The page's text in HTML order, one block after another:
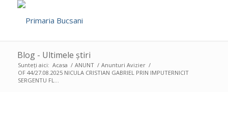
Blog - Ultimele știri
Sunteți aici: Acasa / ANUNT / Anunturi Avizier /
OF 44/27.08.2025 NICULA CRISTIAN GABRIEL PRIN IMPUTERNICIT
SERGENTU FL...